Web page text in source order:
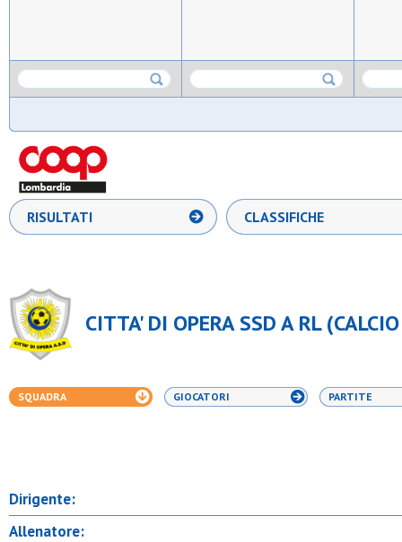
RISULTATI CLASSIFICHE
CITTA' DI OPERA SSD A RL
SQUADRA GIOCATORI PARTITE
Dirigente:
Allenatore: